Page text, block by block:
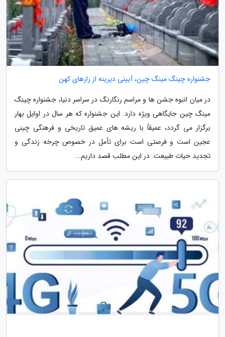
جشنواره چینگ مینگ چین، آیینی دیرینه از رازهای کهن
در میان انبوه جشن ها و مراسم رنگارنگ در سراسر دنیا، جشنواره چینگ
مینگ چین جایگاهی ویژه دارد. این جشنواره که هر سال در اوایل بهار
برگزار می گردد، عمیقاً با ریشه های عمیق تاریخی و فرهنگی چینی
عجین است و فرصتی است برای تأمل در خصوص چرخه زندگی و
تجدید حیات طبیعت. در این مطلب قصد داریم...